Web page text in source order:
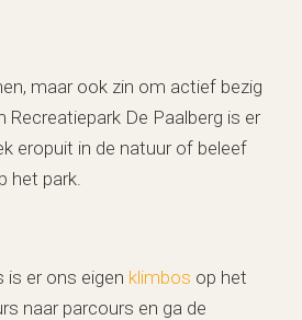
maar ook zin om actief bezig
Recreatiepark De Paalberg is er
eropuit in de natuur of beleef
het park.
is er ons eigen klimbos op het
naar parcours en ga de